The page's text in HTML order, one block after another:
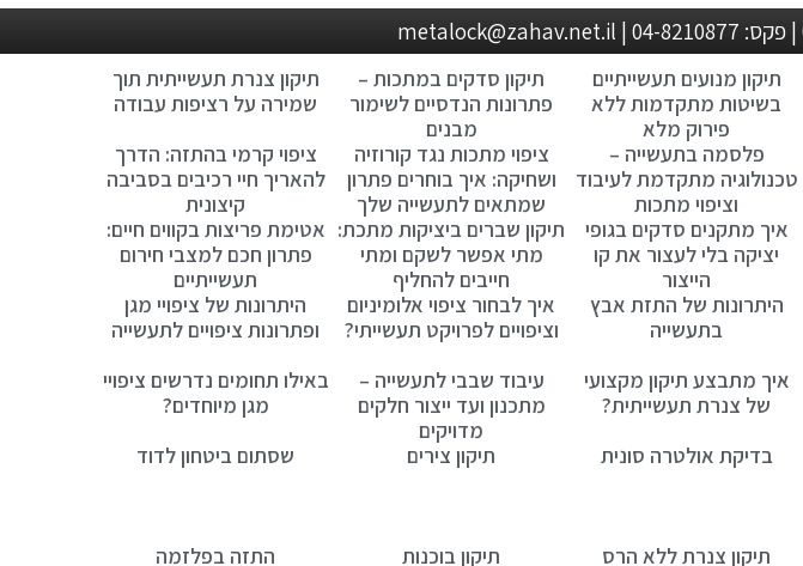
תיקון מנועים תעשייתיים
בשיטות מתקדמות ללא
פירוק מלא
תיקון סדקים במתכות –
פתרונות הנדסיים לשימור
מבנים
תיקון צנרת תעשייתית תוך
שמירה על רציפות עבודה
פלסמה בתעשייה –
טכנולוגיה מתקדמת לעיבוד
וציפוי מתכות
ציפוי מתכות נגד קורוזיה
ושחיקה: איך בוחרים פתרון
שמתאים לתעשייה שלך
ציפוי קרמי בהתזה: הדרך
להאריך חיי רכיבים בסביבה
קיצונית
איך מתקנים סדקים בגופי
יציקה בלי לעצור את קו
הייצור
תיקון שברים ביציקות מתכת:
מתי אפשר לשקם ומתי
חייבים להחליף
אטימת פריצות בקווים חיים:
פתרון חכם למצבי חירום
תעשייתיים
היתרונות של התזת אבץ
בתעשייה
איך לבחור ציפוי אלומיניום
וציפויים לפרויקט תעשייתי?
היתרונות של ציפויי מגן
ופתרונות ציפויים לתעשייה
איך מתבצע תיקון מקצועי
של צנרת תעשייתית?
עיבוד שבבי לתעשייה –
מתכנון ועד ייצור חלקים
מדויקים
באילו תחומים נדרשים ציפויי
מגן מיוחדים?
בדיקת אולטרה סונית תיקון צירים שסתום ביטחון לדוד
תיקון צנרת ללא הרס תיקון בוכנות התזה בפלזמה